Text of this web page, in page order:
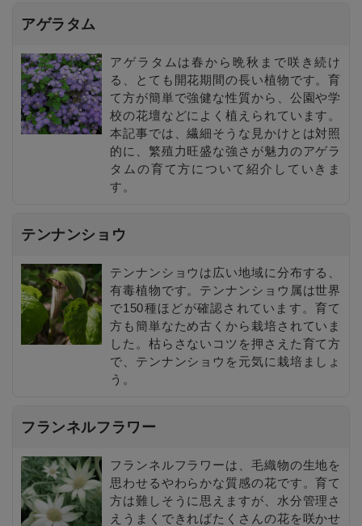
アゲラタム
アゲラタムは春から晩秋まで咲き続け
る、とても開花期間の長い植物です。育
て方が簡単で強健な性質から、公園や学
校の花壇などによく植えられています。
本記事では、繊細そうな見かけとは対照
的に、繁殖力旺盛な強さが魅力のアゲラ
タムの育て方について紹介していきま
す。
テンナンショウ
テンナンショウは広い地域に分布する、
有毒植物です。テンナンショウ属は世界
で150種ほどが確認されています。育て
方も簡単なため古くから栽培されていま
した。枯らさないコツを押さえた育て方
で、テンナンショウを元気に栽培ましょ
う。
フランネルフラワー
フランネルフラワーは、毛織物の生地を
思わせるやわらかな質感の花です。育て
方は難しそうに思えますが、水分管理さ
えうまくできればたくさんの花を咲かせ